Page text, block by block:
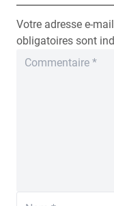
Votre adresse e-
obligatoires sont